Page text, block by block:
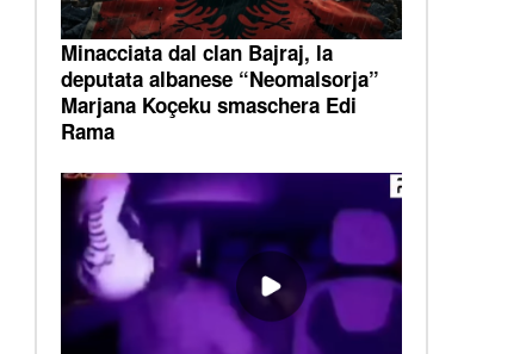
Minacciata dal clan Bajraj, la
deputata albanese “Neomalsorja”
Marjana Koçeku smaschera Edi
Rama